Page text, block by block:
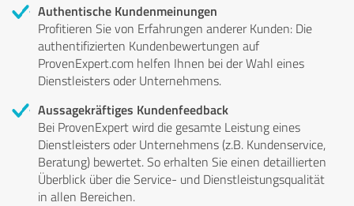
Authentische Kundenmeinungen
Profitieren Sie von Erfahrungen anderer Kunden: Die
authentifizierten Kundenbewertungen auf
ProvenExpert.com helfen Ihnen bei der Wahl eines
Dienstleisters oder Unternehmens.
Aussagekräftiges Kundenfeedback
Bei ProvenExpert wird die gesamte Leistung eines
Dienstleisters oder Unternehmens (z.B. Kundenservice,
Beratung) bewertet. So erhalten Sie einen detaillierten
Überblick über die Service- und Dienstleistungsqualität
in allen Bereichen.